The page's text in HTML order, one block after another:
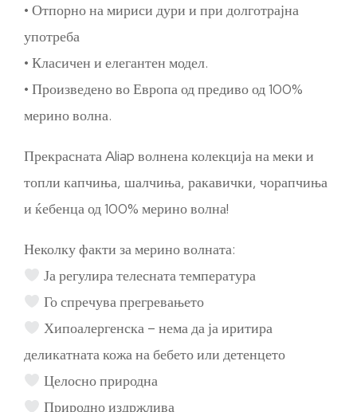
• Отпорно на мириси дури и при долготрајна
употреба
• Класичен и елегантен модел.
• Произведено во Европа од предиво од 100%
мерино волна.
Прекрасната Aliap волнена колекција на меки и
топли капчиња, шалчиња, ракавички, чорапчиња
и ќебенца од 100% мерино волна!
Неколку факти за мерино волната:
Ја регулира телесната температура
Го спречува прегревањето
Хипоалергенска – нема да ја иритира
деликатната кожа на бебето или детенцето
Целосно природна
Природно издржлива